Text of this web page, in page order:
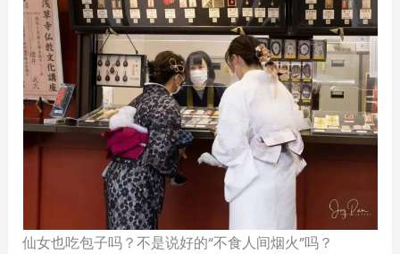
仙女也吃包子吗？不是说好的“不食人间烟火”吗？